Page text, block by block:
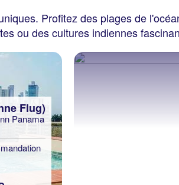
Profitez des plages de
ou des cultures indiennes
Flug)
Panama